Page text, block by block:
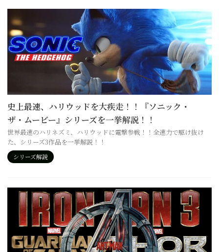
史上最速、ハリウッドを大疾走！！『ソニック・
ザ・ムービー』シリーズを一挙解説！！
世界最速のハリネズミ、ハリウッドに電撃参戦！！全速力で駆け抜け
た、シリーズ3作品を一挙解説！！
シリーズ解説